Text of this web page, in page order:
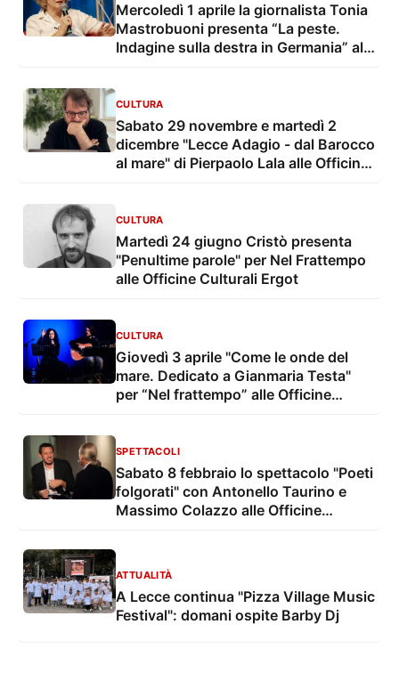
Mercoledì 1 aprile la giornalista Tonia
Mastrobuoni presenta “La peste.
Indagine sulla destra in Germania” alle
CULTURA
Sabato 29 novembre e martedì 2
dicembre "Lecce Adagio - dal Barocco
al mare" di Pierpaolo Lala alle Officine
CULTURA
Martedì 24 giugno Cristò presenta
"Penultime parole" per Nel Frattempo
alle Officine Culturali Ergot
CULTURA
Giovedì 3 aprile "Come le onde del
mare. Dedicato a Gianmaria Testa"
per “Nel frattempo” alle Officine
SPETTACOLI
Sabato 8 febbraio lo spettacolo "Poeti
folgorati" con Antonello Taurino e
Massimo Colazzo alle Officine
ATTUALITÀ
A Lecce continua "Pizza Village Music
Festival": domani ospite Barby Dj